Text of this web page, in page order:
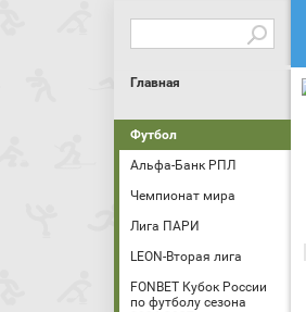
Главная
Футбол
Альфа-Банк РПЛ
Чемпионат мира
Лига ПАРИ
LEON-Вторая лига
FONBET Кубок России
по футболу сезона